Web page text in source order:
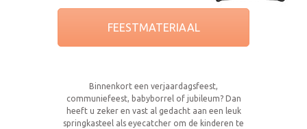
FEESTMATERIAAL
Binnenkort een verjaardagsfeest,
communiefeest, babyborrel of jubileum? Dan
heeft u zeker en vast al gedacht aan een leuk
springkasteel als eyecatcher om de kinderen te